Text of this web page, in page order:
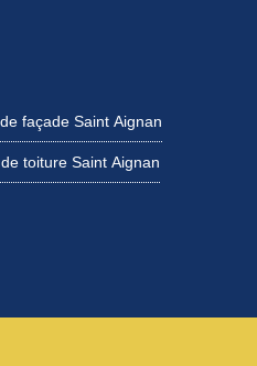
façade Saint Aignan
toiture Saint Aignan